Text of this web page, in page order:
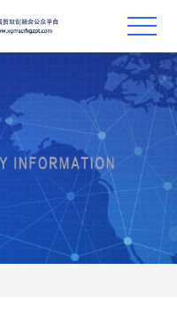
首页
政策
科技
项目
科技